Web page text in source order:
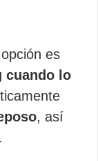
es
cuando lo
, así